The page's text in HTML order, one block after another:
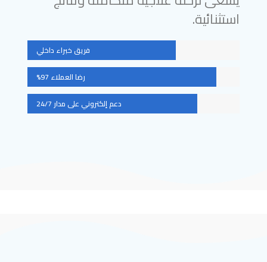
استثنائية.
فريق خبراء داخلي
رضا العملاء 97%
دعم إلكتروني على مدار 24/7